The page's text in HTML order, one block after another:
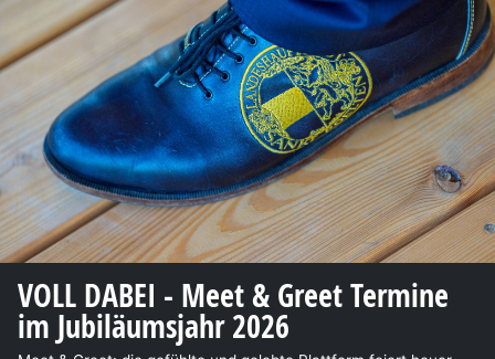
VOLL DABEI - Meet & Greet Termine
im Jubiläumsjahr 2026